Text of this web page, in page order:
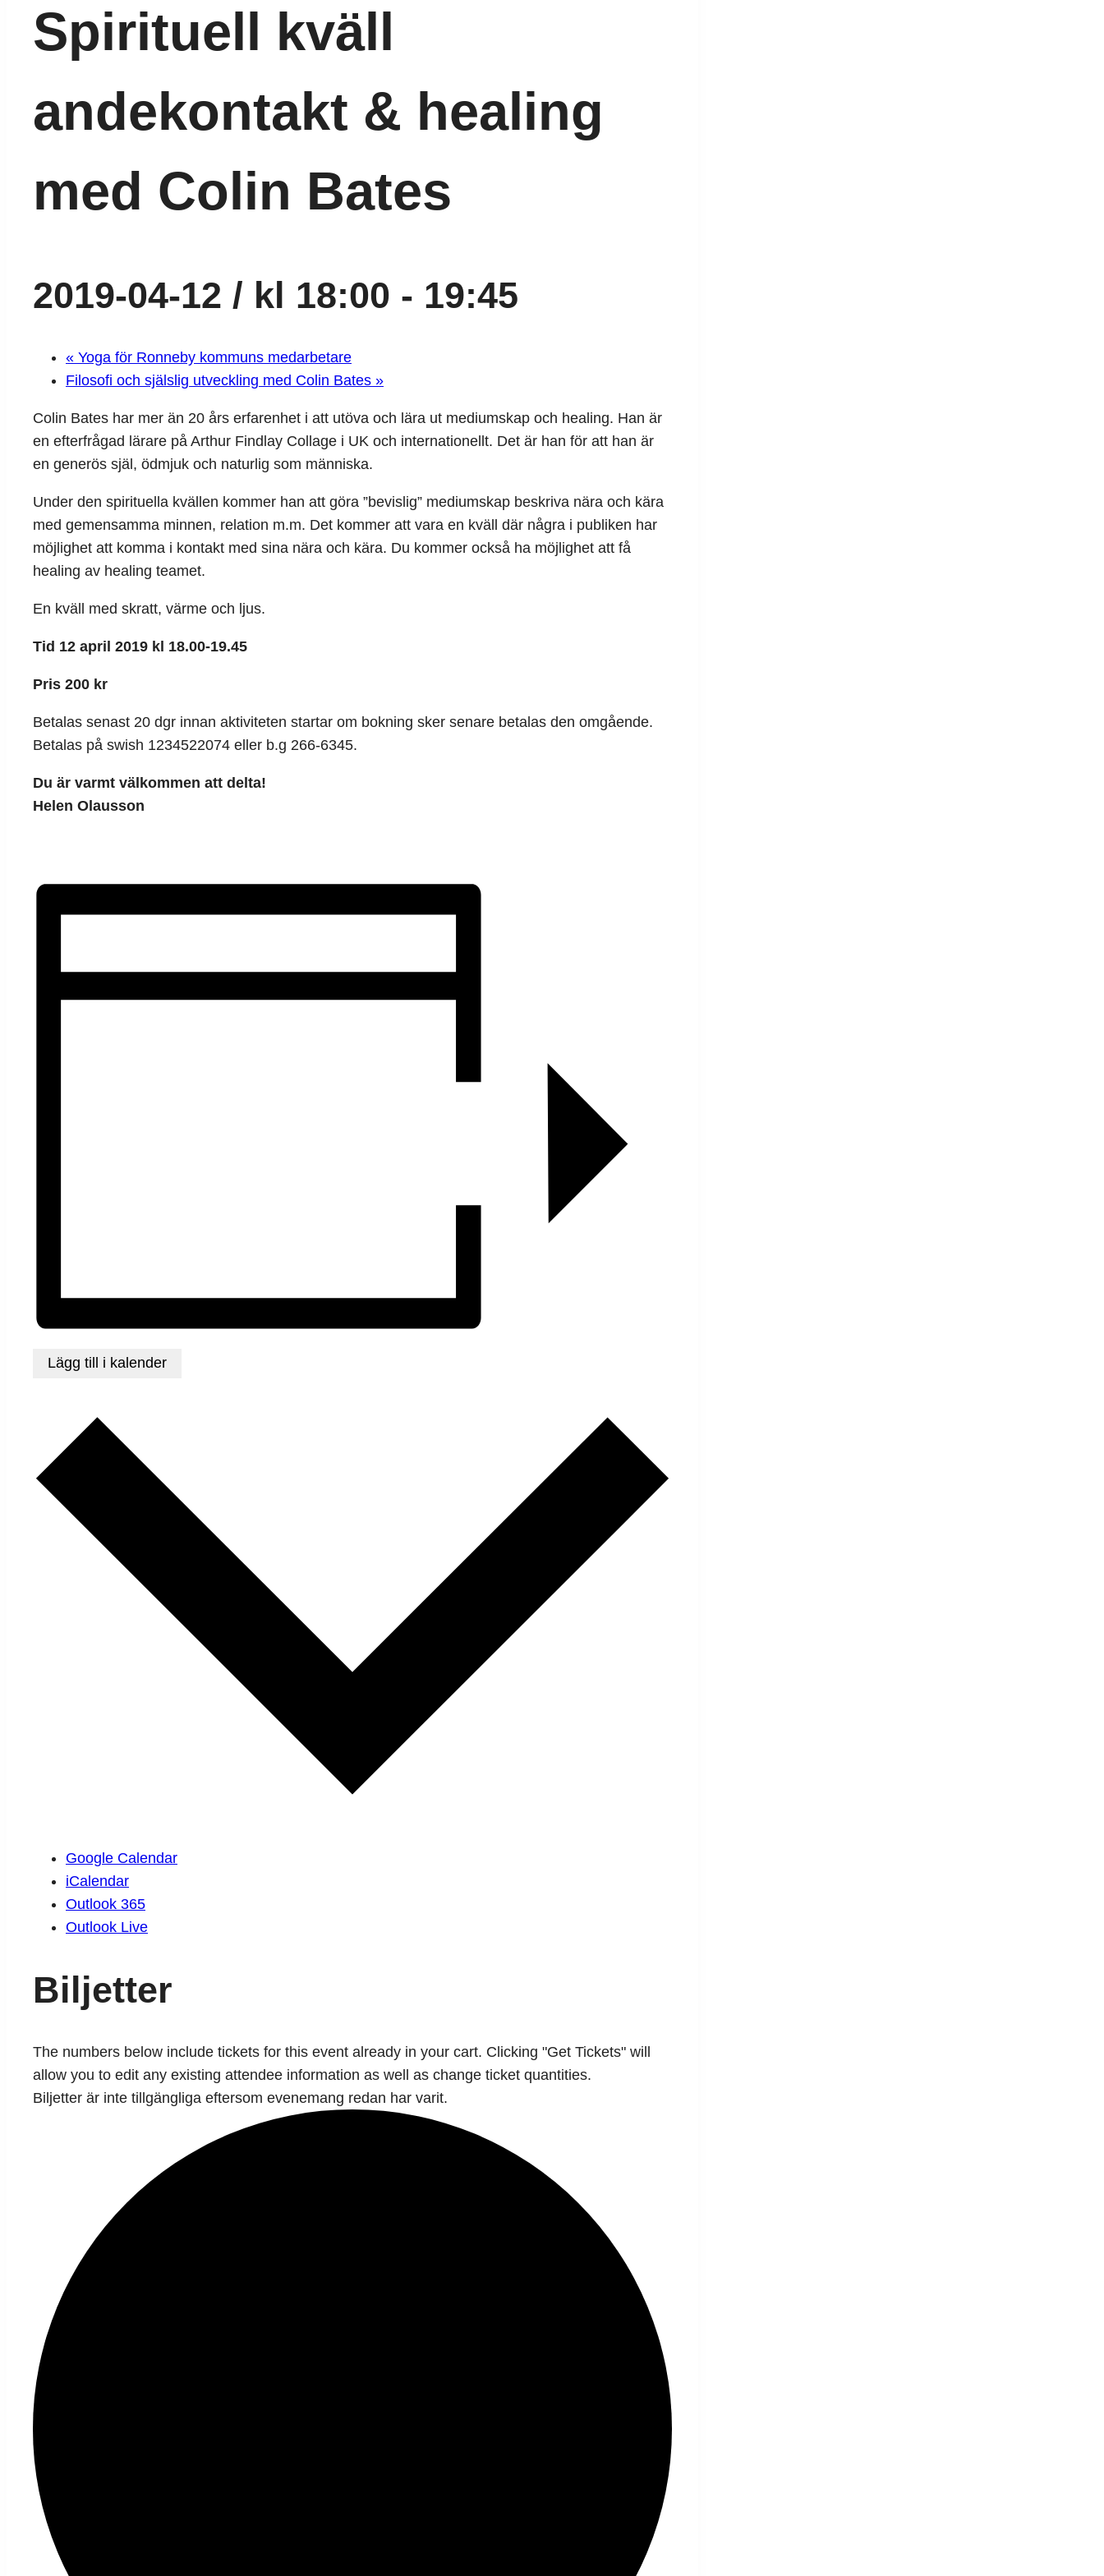
Spirituell kväll
andekontakt & healing
med Colin Bates
2019-04-12 / kl 18:00 - 19:45
« Yoga för Ronneby kommuns medarbetare
Filosofi och själslig utveckling med Colin Bates »
Colin Bates har mer än 20 års erfarenhet i att utöva och lära ut mediumskap och healing. Han är
en efterfrågad lärare på Arthur Findlay Collage i UK och internationellt. Det är han för att han är
en generös själ, ödmjuk och naturlig som människa.
Under den spirituella kvällen kommer han att göra ”bevislig” mediumskap beskriva nära och kära
med gemensamma minnen, relation m.m. Det kommer att vara en kväll där några i publiken har
möjlighet att komma i kontakt med sina nära och kära. Du kommer också ha möjlighet att få
healing av healing teamet.
En kväll med skratt, värme och ljus.
Tid 12 april 2019 kl 18.00-19.45
Pris 200 kr
Betalas senast 20 dgr innan aktiviteten startar om bokning sker senare betalas den omgående.
Betalas på swish 1234522074 eller b.g 266-6345.
Du är varmt välkommen att delta!
Helen Olausson
Lägg till i kalender
Google Calendar
iCalendar
Outlook 365
Outlook Live
Biljetter
The numbers below include tickets for this event already in your cart. Clicking "Get Tickets" will
allow you to edit any existing attendee information as well as change ticket quantities.
Biljetter är inte tillgängliga eftersom evenemang redan har varit.